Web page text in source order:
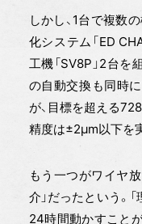
しかし、1台で複数
化システム「ED
工機「SV8P」2台を
の自動交換も同時
が、目標を超える728
精度は±2μm以下を
もう一つがワイヤ
介」だったという。
24時間動かすこと